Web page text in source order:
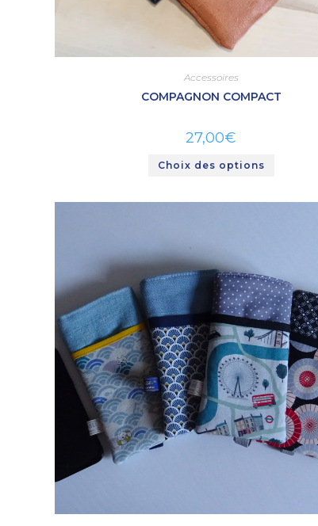
Accessoires
COMPAGNON COMPACT
27,00€
Choix des options